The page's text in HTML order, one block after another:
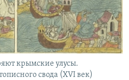
крымские улусы.
свода (XVI век)